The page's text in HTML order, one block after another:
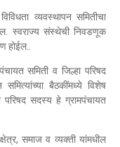
व्यवस्थापन समितीचा
स्वराज्य संस्थेची निवडणूक
होईल..
समिती व जिल्हा परिषद
बैठकींमध्ये विशेष
सदस्य हे ग्रामपंचायत
समाज व व्यक्ती यांमधील